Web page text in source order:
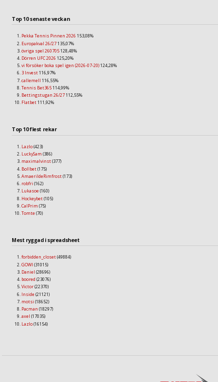
Top 10 senaste veckan
Pekka Tennis Pinnen 2026 153,08%
Europakval 26/27135,07%
övriga spel 260705128,48%
Dörren UFC 2026 125,20%
vi försöker boka spel igen (2026-07-20)124,28%
3 Invest116,97%
callemell 116,55%
Tennis Bet365114,99%
Bettingstugan 26/27112,55%
Flatbet111,92%
Top 10 flest rekar
Lazlo(423)
LuckySam (386)
maximalvinst(377)
Bollbet(175)
AmaerildeRimfrost(173)
robfri (162)
Lukasoe (160)
Hockeybet(105)
CalPrim (75)
Tomte (70)
Mest ryggad i spreadsheet
forbidden_closet(49884)
GOWI (31015)
Daniel (28696)
boored (23076)
Victor(22370)
Inside (21121)
motsi (18652)
Pacman (18297)
axel (17035)
Lazlo(16154)